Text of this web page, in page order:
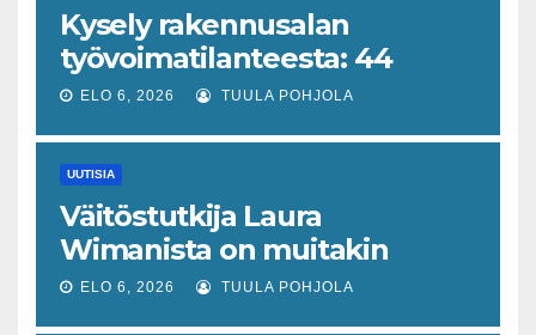
Kysely rakennusalan
työvoimatilanteesta: 44
prosenttia on havainnut
ELO 6, 2026 TUULA POHJOLA
UUTISIA
Väitöstutkija Laura
Wimanista on muitakin
keinoja pelastaa hyvin­
ELO 6, 2026 TUULA POHJOLA